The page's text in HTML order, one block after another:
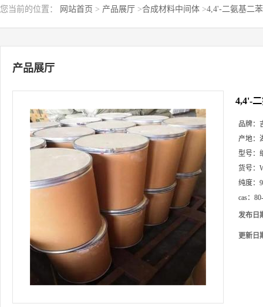
您当前的位置： 网站首页 > 产品展厅 >合成材料中间体 >4,4'-二氨基二
产品展厅
4,4'-
品牌：
产地：
型号：
货号：
纯度：
cas：
发布日
更新日